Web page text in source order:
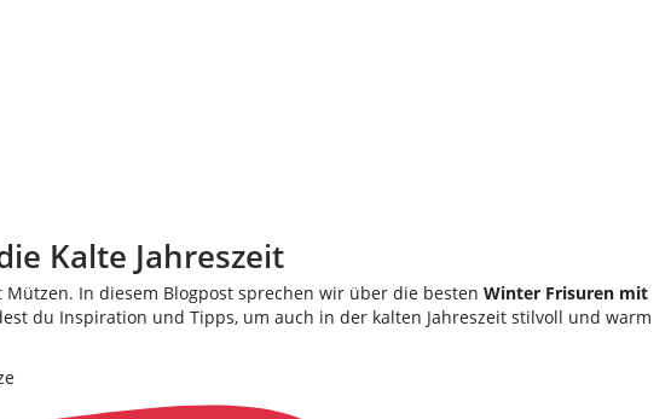
Kalte Jahreszeit
In diesem Blogpost sprechen wir über die besten Winter Frisuren mit
du Inspiration und Tipps, um auch in der kalten Jahreszeit stilvoll und warm